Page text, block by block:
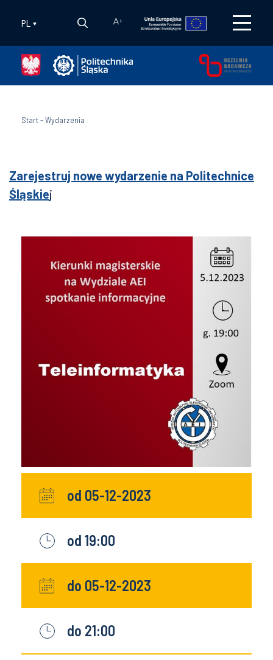
PL A+
Start-Wydarzenia
Zarejestruj nowe wydarzenie na Politechnice
Śląskiej
od 05-12-2023
od 19:00
do 05-12-2023
do 21:00